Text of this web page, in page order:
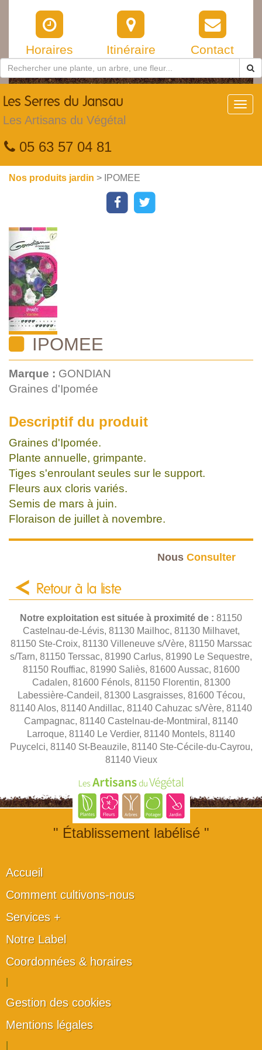
Horaires Itinéraire Contact
Les Serres du Jansau
Les Artisans du Végétal
05 63 57 04 81
Nos produits jardin > IPOMEE
IPOMEE
Marque : GONDIAN
Graines d'Ipomée
Descriptif du produit
Graines d'Ipomée.
Plante annuelle, grimpante.
Tiges s'enroulant seules sur le support.
Fleurs aux cloris variés.
Semis de mars à juin.
Floraison de juillet à novembre.
Nous Consulter
Retour à la liste
Notre exploitation est située à proximité de : 81150
Castelnau-de-Lévis, 81130 Mailhoc, 81130 Milhavet,
81150 Ste-Croix, 81130 Villeneuve s/Vère, 81150 Marssac
s/Tarn, 81150 Terssac, 81990 Carlus, 81990 Le Sequestre,
81150 Rouffiac, 81990 Saliès, 81600 Aussac, 81600
Cadalen, 81600 Fénols, 81150 Florentin, 81300
Labessière-Candeil, 81300 Lasgraisses, 81600 Técou,
81140 Alos, 81140 Andillac, 81140 Cahuzac s/Vère, 81140
Campagnac, 81140 Castelnau-de-Montmiral, 81140
Larroque, 81140 Le Verdier, 81140 Montels, 81140
Puycelci, 81140 St-Beauzile, 81140 Ste-Cécile-du-Cayrou,
81140 Vieux
" Établissement labélisé "
Accueil
Comment cultivons-nous
Services +
Notre Label
Coordonnées & horaires
Gestion des cookies
Mentions légales